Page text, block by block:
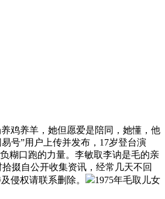
鸡养羊，她但愿爱是陪同，她懂，他
号”用户上传并发布，17岁登台演
糊口跑的力量。李敏取李讷是毛的亲
掇自公开收集资讯，经常几天不回
侵权请联系删除。
1975年毛取儿女